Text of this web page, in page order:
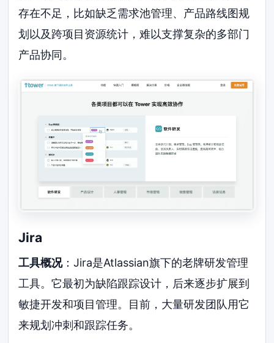
存在不足，比如缺乏需求池管理、产品路线图规
划以及跨项目资源统计，难以支撑复杂的多部门
产品协同。
Jira
工具概况：Jira是Atlassian旗下的老牌研发管理
工具。它最初为缺陷跟踪设计，后来逐步扩展到
敏捷开发和项目管理。目前，大量研发团队用它
来规划冲刺和跟踪任务。